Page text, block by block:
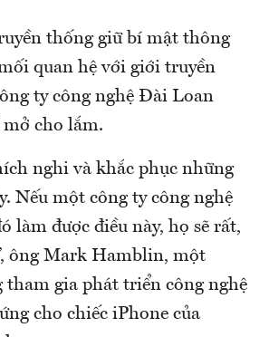
thống giữ bí mật thông
quan hệ với giới truyền
ty công nghệ Đài Loan
cho lắm.
nghi và khắc phục những
Nếu một công ty công nghệ
làm được điều này, họ sẽ rất,
ông Mark Hamblin, một
tham gia phát triển công nghệ
cho chiếc iPhone của